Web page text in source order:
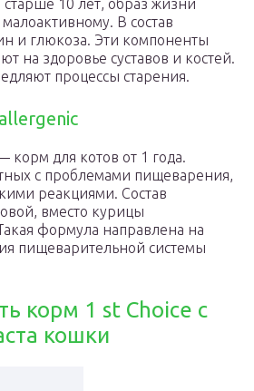
старше 10 лет, образ жизни
В состав
и глюкоза. Эти компоненты
на здоровье суставов и костей.
процессы старения.
корм для котов от 1 года.
с проблемами пищеварения,
реакциями. Состав
вместо курицы
формула направлена на
пищеварительной системы
корм 1 st Choice с
кошки